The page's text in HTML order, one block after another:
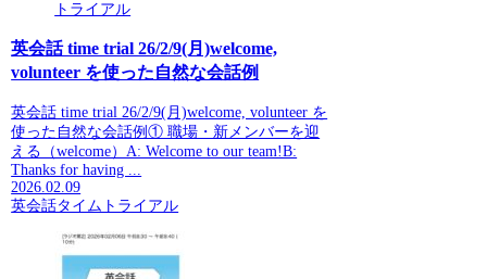
トライアル
英会話 time trial 26/2/9(月)welcome,
volunteer を使った自然な会話例
英会話 time trial 26/2/9(月)welcome, volunteer を
使った自然な会話例① 職場・新メンバーを迎
える（welcome）A: Welcome to our team!B:
Thanks for having ...
2026.02.09
英会話タイムトライアル